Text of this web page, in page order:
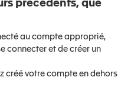
précédents, que
au compte approprié,
connecter et de créer un
créé votre compte en dehors